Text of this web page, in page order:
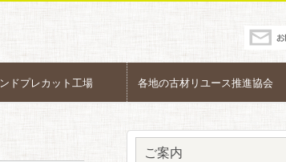
ドプレカット工場 各地の古材リユース推進協会
ご案内